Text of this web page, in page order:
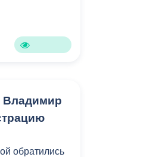
Владимир
обратились